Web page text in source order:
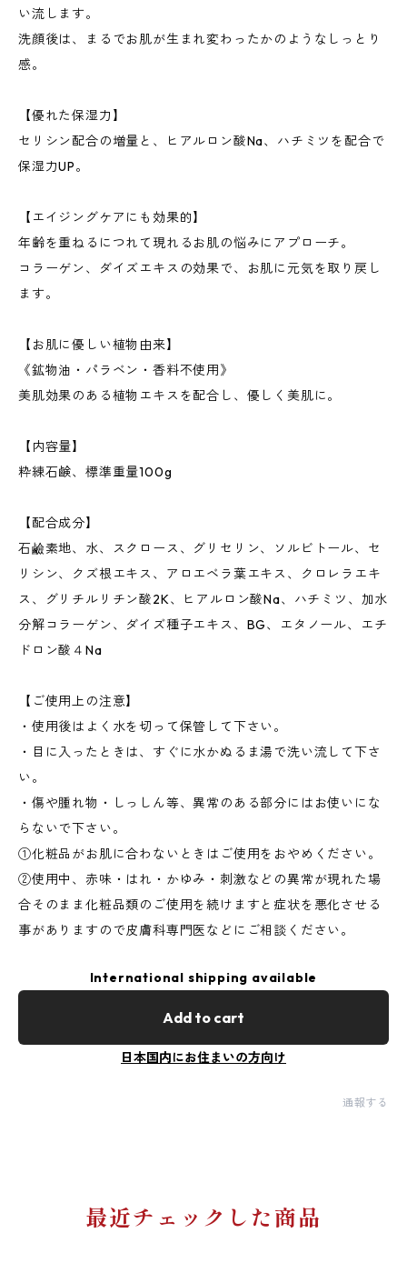
い流します。
洗顔後は、まるでお肌が生まれ変わったかのようなしっとり
感。
【優れた保湿力】
セリシン配合の増量と、ヒアルロン酸Na、ハチミツを配合で
保湿力UP。
【エイジングケアにも効果的】
年齢を重ねるにつれて現れるお肌の悩みにアプローチ。
コラーゲン、ダイズエキスの効果で、お肌に元気を取り戻し
ます。
【お肌に優しい植物由来】
《鉱物油・パラベン・香料不使用》
美肌効果のある植物エキスを配合し、優しく美肌に。
【内容量】
粋練石鹸、標準重量100g
【配合成分】
石鹼素地、水、スクロース、グリセリン、ソルビトール、セ
リシン、クズ根エキス、アロエベラ葉エキス、クロレラエキ
ス、グリチルリチン酸2K、ヒアルロン酸Na、ハチミツ、加水
分解コラーゲン、ダイズ種子エキス、BG、エタノール、エチ
ドロン酸４Na
【ご使用上の注意】
・使用後はよく水を切って保管して下さい。
・目に入ったときは、すぐに水かぬるま湯で洗い流して下さ
い。
・傷や腫れ物・しっしん等、異常のある部分にはお使いにな
らないで下さい。
①化粧品がお肌に合わないときはご使用をおやめください。
②使用中、赤味・はれ・かゆみ・刺激などの異常が現れた場
合そのまま化粧品類のご使用を続けますと症状を悪化させる
事がありますので皮膚科専門医などにご相談ください。
International shipping available
Add to cart
日本国内にお住まいの方向け
通報する
最近チェックした商品